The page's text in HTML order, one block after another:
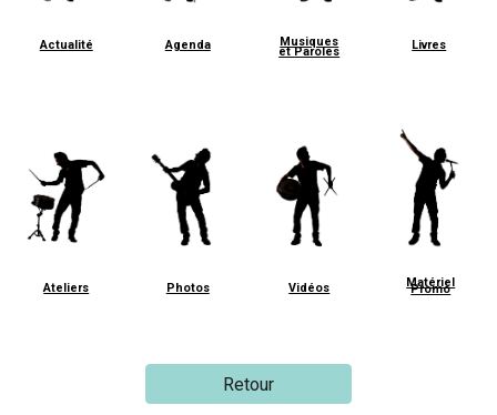
Actualité Agenda Musiques
et Paroles Livres
Ateliers Photos Vidéos Matériel
Promo
Retour